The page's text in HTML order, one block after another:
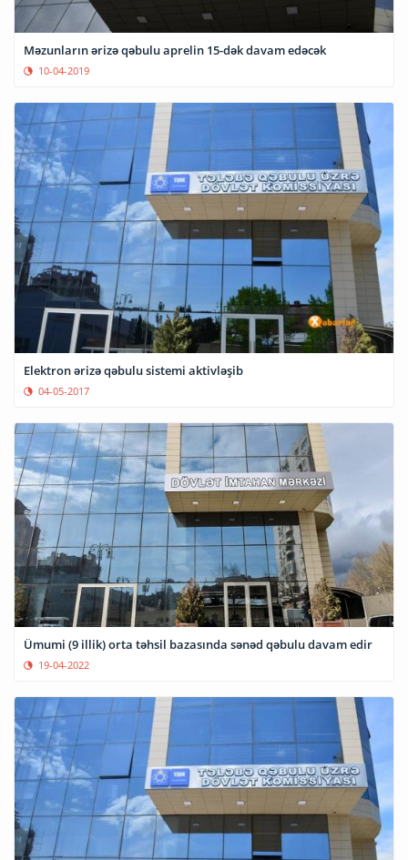
Məzunların ərizə qəbulu aprelin 15-dək davam edəcək
10-04-2019
Elektron ərizə qəbulu sistemi aktivləşib
04-05-2017
Ümumi (9 illik) orta təhsil bazasında sənəd qəbulu davam edir
19-04-2022